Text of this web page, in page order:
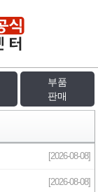
부품
판매
[2026-08-08]
[2026-08-08]